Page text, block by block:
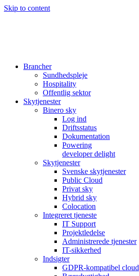
Skip to content
Brancher
Sundhedspleje
Hospitality
Offentlig sektor
Skytjenester
Binero sky
Log ind
Driftsstatus
Dokumentation
Powering
developer delight
Skytjenester
Svenske skytjenester
Public Cloud
Privat sky
Hybrid sky
Colocation
Integreret tjeneste
IT Support
Projektledelse
Administrerede tjenester
IT-sikkerhed
Indsigter
GDPR-kompatibel cloud